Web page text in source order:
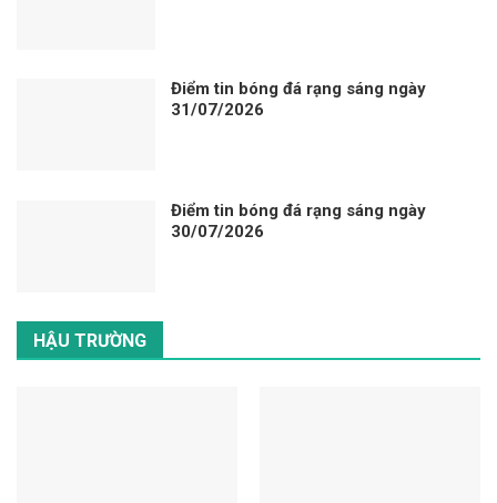
Điểm tin bóng đá rạng sáng ngày
31/07/2026
Điểm tin bóng đá rạng sáng ngày
30/07/2026
HẬU TRƯỜNG